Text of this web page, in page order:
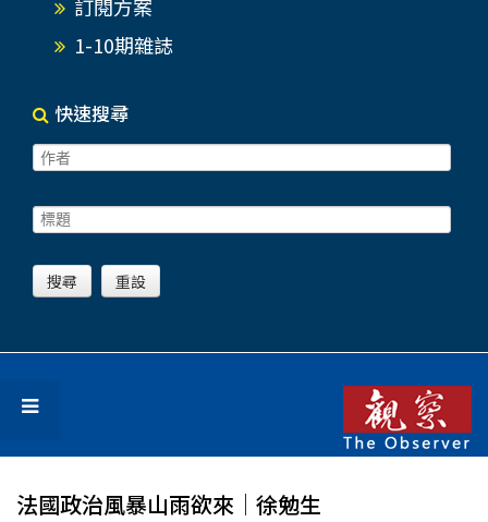
訂閱方案
1-10期雜誌
快速搜尋
法國政治風暴山雨欲來│徐勉生